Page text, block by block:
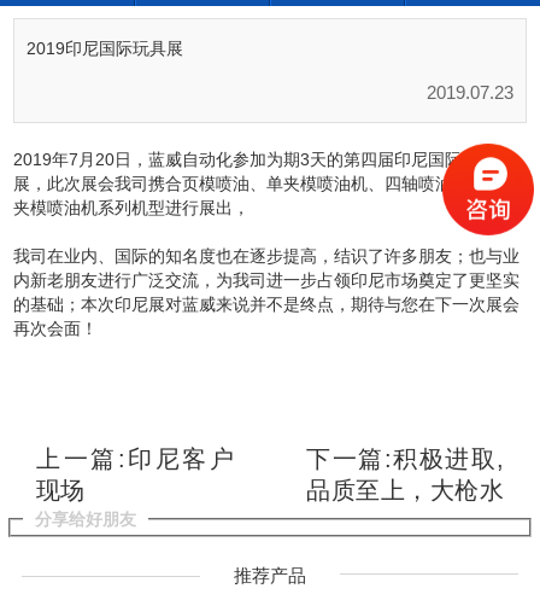
2019印尼国际玩具展
2019.07.23
2019年7月20日，蓝威自动化参加为期3天的第四届印尼国际玩具
展，此次展会我司携合页模喷油、单夹模喷油机、四轴喷油机以及双
夹模喷油机系列机型进行展出，
我司在业内、国际的知名度也在逐步提高，结识了许多朋友；也与业
内新老朋友进行广泛交流，为我司进一步占领印尼市场奠定了更坚实
的基础；本次印尼展对蓝威来说并不是终点，期待与您在下一次展会
再次会面！
上一篇:印尼客户
现场
下一篇:积极进取,
品质至上，大枪水
帘设备发货成功!
分享给好朋友
推荐产品